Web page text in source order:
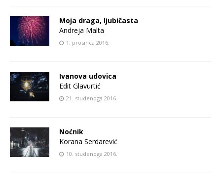
Moja draga, ljubičasta
Andreja Malta
1. prosinca 2016.
Ivanova udovica
Edit Glavurtić
21. studenoga 2016.
Noćnik
Korana Serdarević
10. studenoga 2016.